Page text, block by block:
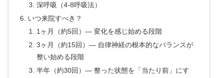
深呼吸（4-8呼吸法）
いつ来院すべき？
1ヶ月（約5回）— 変化を感じ始める段階
3ヶ月（約15回）— 自律神経の根本的なバランスが
整い始める段階
半年（約30回）— 整った状態を「当たり前」にす